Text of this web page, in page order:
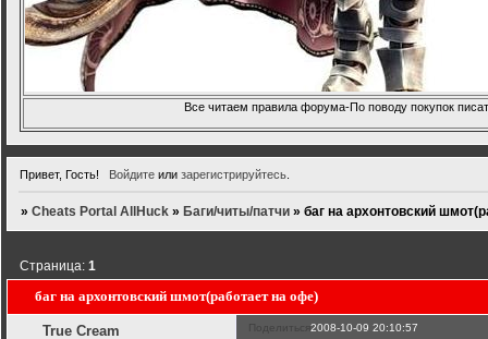
Все читаем правила форума-По поводу покупок
Привет, Гость! Войдитеили зарегистрируйтесь.
»Cheats Portal AllHuck » Баги/читы/патчи »баг на архонтовский
баг на архонтовский шмот(работает на офе)
Страница:1
Поделиться2008-10-09 20:10:57
True Cream